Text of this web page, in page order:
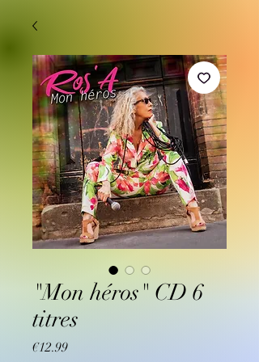
"Mon héros" CD 6
titres
€12.99Price